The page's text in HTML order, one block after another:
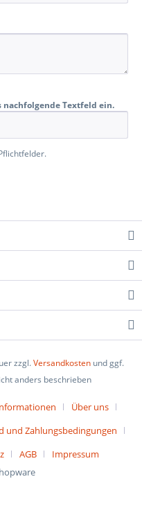
nachfolgende Textfeld ein.
zzgl.Versandkosten und ggf.
anders beschrieben
Über uns
und Zahlungsbedingungen
AGB
Impressum